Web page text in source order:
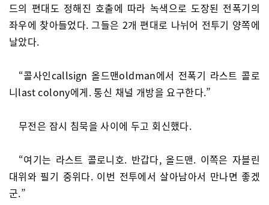
드의 편대도 정해진 호출에 따라 녹색으로 도장된 전폭기의
좌우에 찾아들었다. 그들은 2개 편대로 나뉘어 전투기 양쪽에
날았다.
“콜사인callsign 올드맨oldman에서 전폭기 라스트 콜로
니last colony에게. 통신 채널 개방을 요구한다.”
무전은 잠시 침묵을 사이에 두고 회신했다.
“여기는 라스트 콜로니호. 반갑다, 올드맨. 이쪽은 자블린
대위와 필기 중위다. 이번 전투에서 살아남아서 만나면 좋겠
군.”